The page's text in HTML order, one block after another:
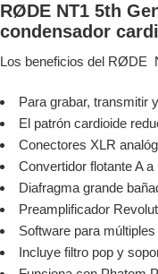
RØDE NT1 5th
condensador
Los beneficios del RØDE
Para grabar, transmitir
El patrón cardioide
Conectores XLR
Convertidor flotante A
Diafragma grande
Preamplificador
Software para
Incluye filtro pop y